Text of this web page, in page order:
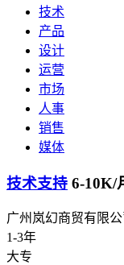
技术
产品
设计
运营
市场
人事
销售
媒体
技术支持 6-10K/
广州岚幻商贸有限公
1-3年
大专